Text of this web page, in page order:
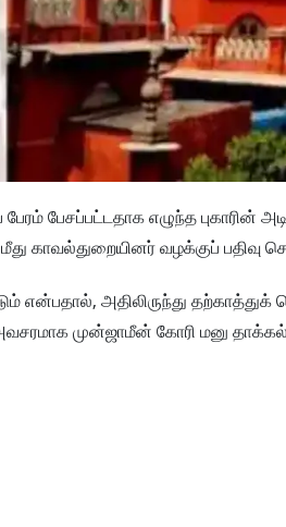
பேசப்பட்டதாக எழுந்த புகாரின்
காவல்துறையினர் வழக்குப் பதிவு
அதிலிருந்து
முன்ஜாமீன் கோரி மனு